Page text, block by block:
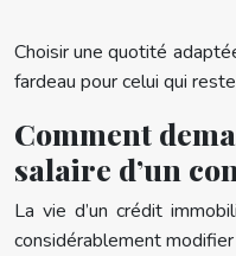
Choisir une quotité
fardeau pour celui qui
Comment
salaire d’un
La vie d’un crédit
considérablement